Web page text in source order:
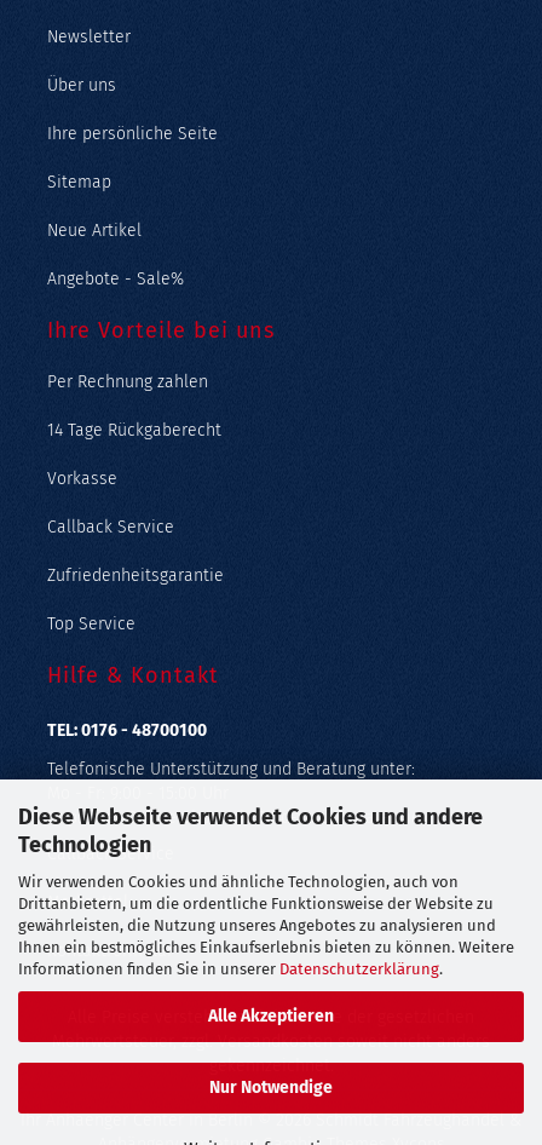
Diese Webseite verwendet Cookies und andere
Technologien
Wir verwenden Cookies und ähnliche Technologien, auch von
Drittanbietern, um die ordentliche Funktionsweise der Website zu
gewährleisten, die Nutzung unseres Angebotes zu analysieren und
Ihnen ein bestmögliches Einkaufserlebnis bieten zu können. Weitere
Informationen finden Sie in unserer Datenschutzerklärung.
Alle Akzeptieren
Nur Notwendige
Newsletter
Über uns
Ihre persönliche Seite
Sitemap
Neue Artikel
Angebote - Sale%
Ihre Vorteile bei uns
Per Rechnung zahlen
14 Tage Rückgaberecht
Vorkasse
Callback Service
Zufriedenheitsgarantie
Top Service
Hilfe & Kontakt
TEL: 0176 - 48700100
Telefonische Unterstützung und Beratung unter:
Geprüfter Online Shop mit Geld-zurück-Garantie.
Callback Service
Merkzettel
Kontaktformular
Alle Preise verstehen sich inklusive der gesetzlichen
Mehrwertsteuer, zzgl.Versandkostensoweit nicht anders
gekennzeichnet.
Ihr Anhaenger Center in Berlin© 2026 Schmidt Fahrzeughandel &